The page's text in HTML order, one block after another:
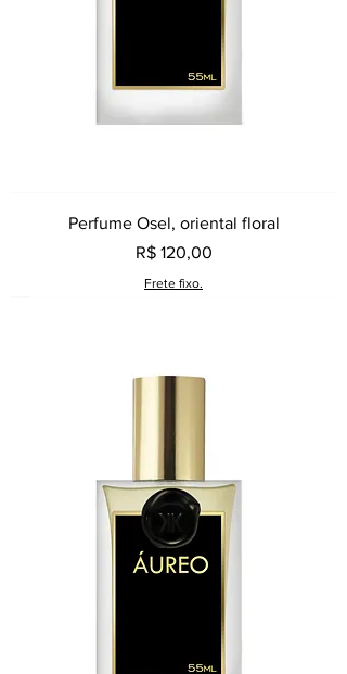
Perfume Osel, oriental floral
Preço
R$ 120,00
Frete fixo.